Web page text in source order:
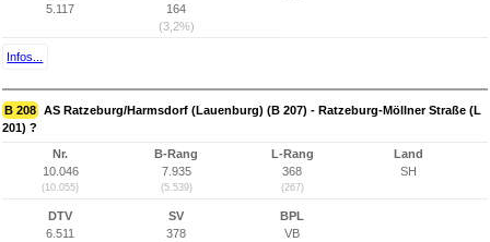
5.117
164
(3,2%)
Infos...
B 208 AS Ratzeburg/Harmsdorf (Lauenburg) (B 207) - Ratzeburg-Möllner Straße (L
201) ?
Nr.
10.046
(10.055)
B-Rang
7.935
(5.539)
L-Rang
368
(267)
Land
SH
DTV
6.511
SV
378
BPL
VB